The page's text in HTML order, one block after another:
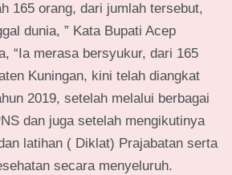
165 orang, dari jumlah tersebut,
dunia, ” Kata Bupati Acep
“Ia merasa bersyukur, dari 165
Kuningan, kini telah diangkat
2019, setelah melalui berbagai
dan juga setelah mengikutinya
latihan ( Diklat) Prajabatan serta
secara menyeluruh.